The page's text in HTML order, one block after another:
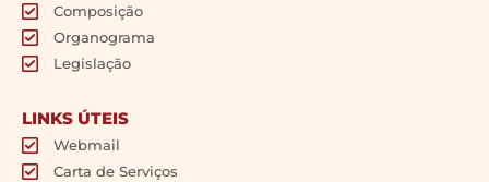
Composição
Organograma
Legislação
LINKS ÚTEIS
Webmail
Carta de Serviços